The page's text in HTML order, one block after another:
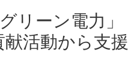
リーン電力
献活動から支